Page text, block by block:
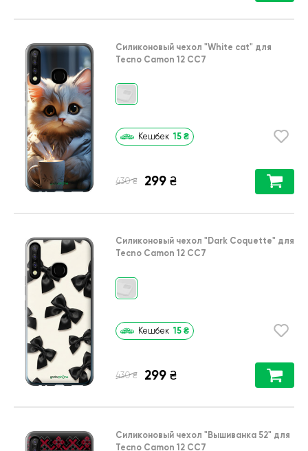
Силиконовый чехол "White cat" для
Tecno Camon 12 CC7
Кешбек 15 ₴
430 ₴ 299 ₴
Силиконовый чехол "Dark Coquette" для
Tecno Camon 12 CC7
Кешбек 15 ₴
430 ₴ 299 ₴
Силиконовый чехол "Вышиванка 52" для
Tecno Camon 12 CC7